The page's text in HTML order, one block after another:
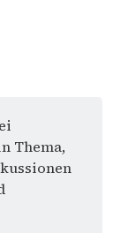
Thema,